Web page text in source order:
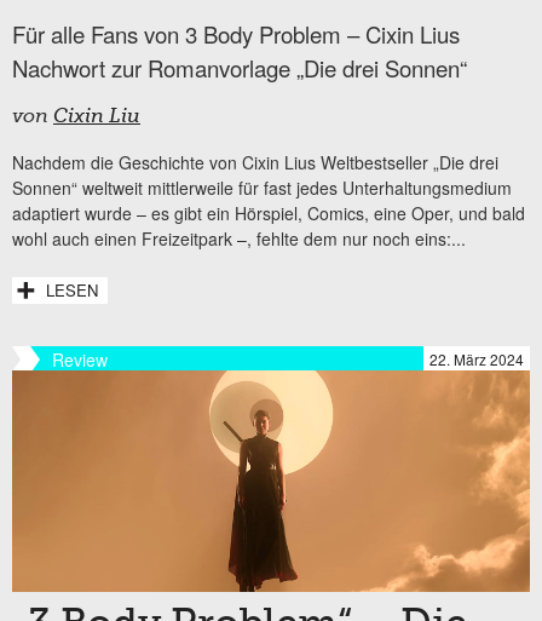
Für alle Fans von 3 Body Problem – Cixin Lius
Nachwort zur Romanvorlage „Die drei Sonnen“
von Cixin Liu
Nachdem die Geschichte von Cixin Lius Weltbestseller „Die drei
Sonnen“ weltweit mittlerweile für fast jedes Unterhaltungsmedium
adaptiert wurde – es gibt ein Hörspiel, Comics, eine Oper, und bald
wohl auch einen Freizeitpark –, fehlte dem nur noch eins:...
LESEN
Review 22. März 2024